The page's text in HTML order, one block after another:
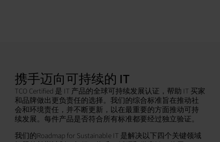
携手迈向可持续的 IT
TCO Certified 是 IT 产品的全球可持续发展认证，帮助 IT 买家
和品牌做出更负责任的选择。我们的综合标准旨在推动社
会和环境责任，并不断更新，以在最重要的方面推动可持
续发展。每件产品是否符合所有标准都要经过独立验证。
我们的Roadmap for Sustainable IT 是解决以下四个关键领域